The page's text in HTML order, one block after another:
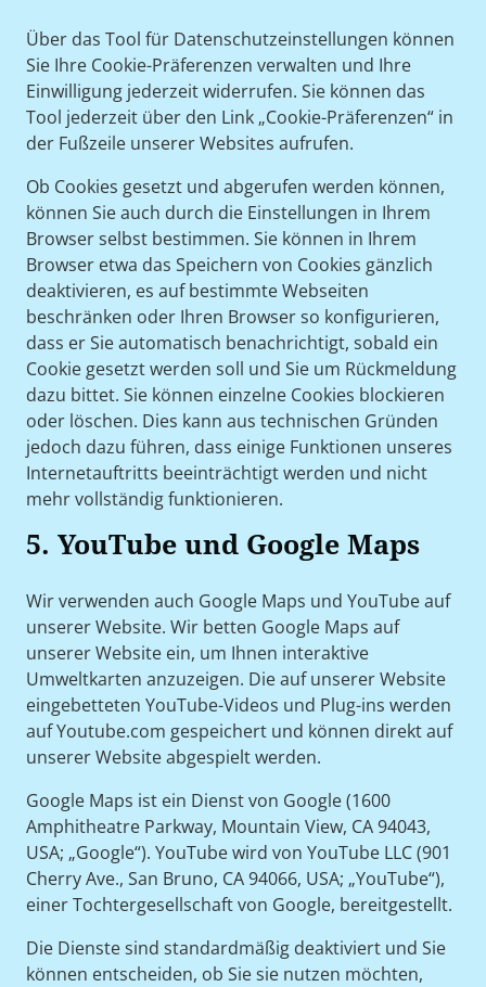
Über das Tool für Datenschutzeinstellungen können
Sie Ihre Cookie-Präferenzen verwalten und Ihre
Einwilligung jederzeit widerrufen. Sie können das
Tool jederzeit über den Link „Cookie-Präferenzen“ in
der Fußzeile unserer Websites aufrufen.
Ob Cookies gesetzt und abgerufen werden können,
können Sie auch durch die Einstellungen in Ihrem
Browser selbst bestimmen. Sie können in Ihrem
Browser etwa das Speichern von Cookies gänzlich
deaktivieren, es auf bestimmte Webseiten
beschränken oder Ihren Browser so konfigurieren,
dass er Sie automatisch benachrichtigt, sobald ein
Cookie gesetzt werden soll und Sie um Rückmeldung
dazu bittet. Sie können einzelne Cookies blockieren
oder löschen. Dies kann aus technischen Gründen
jedoch dazu führen, dass einige Funktionen unseres
Internetauftritts beeinträchtigt werden und nicht
mehr vollständig funktionieren.
5. YouTube und Google Maps
Wir verwenden auch Google Maps und YouTube auf
unserer Website. Wir betten Google Maps auf
unserer Website ein, um Ihnen interaktive
Umweltkarten anzuzeigen. Die auf unserer Website
eingebetteten YouTube-Videos und Plug-ins werden
auf Youtube.com gespeichert und können direkt auf
unserer Website abgespielt werden.
Google Maps ist ein Dienst von Google (1600
Amphitheatre Parkway, Mountain View, CA 94043,
USA; „Google“). YouTube wird von YouTube LLC (901
Cherry Ave., San Bruno, CA 94066, USA; „YouTube“),
einer Tochtergesellschaft von Google, bereitgestellt.
Die Dienste sind standardmäßig deaktiviert und Sie
können entscheiden, ob Sie sie nutzen möchten,